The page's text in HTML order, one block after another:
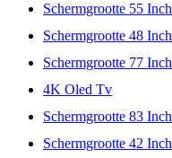
Schermgrootte 55 Inch
Schermgrootte 48 Inch
Schermgrootte 77 Inch
4K Oled Tv
Schermgrootte 83 Inch
Schermgrootte 42 Inch